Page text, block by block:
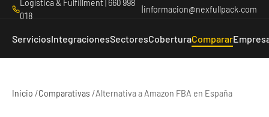
Logística & Fulfillment | 660 998
018
informacion@nexfullpack.com
ServiciosIntegracionesSectoresCoberturaComparar
Inicio /Comparativas /Alternativa a Amazon FBA en España